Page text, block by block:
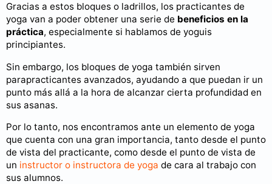
Gracias a estos bloques o ladrillos, los practicantes de
yoga van a poder obtener una serie de beneficios en la
práctica, especialmente si hablamos de yoguis
principiantes.
Sin embargo, los bloques de yoga también sirven
parapracticantes avanzados, ayudando a que puedan ir un
punto más allá a la hora de alcanzar cierta profundidad en
sus asanas.
Por lo tanto, nos encontramos ante un elemento de yoga
que cuenta con una gran importancia, tanto desde el punto
de vista del practicante, como desde el punto de vista de
un instructor o instructora de yoga de cara al trabajo con
sus alumnos.